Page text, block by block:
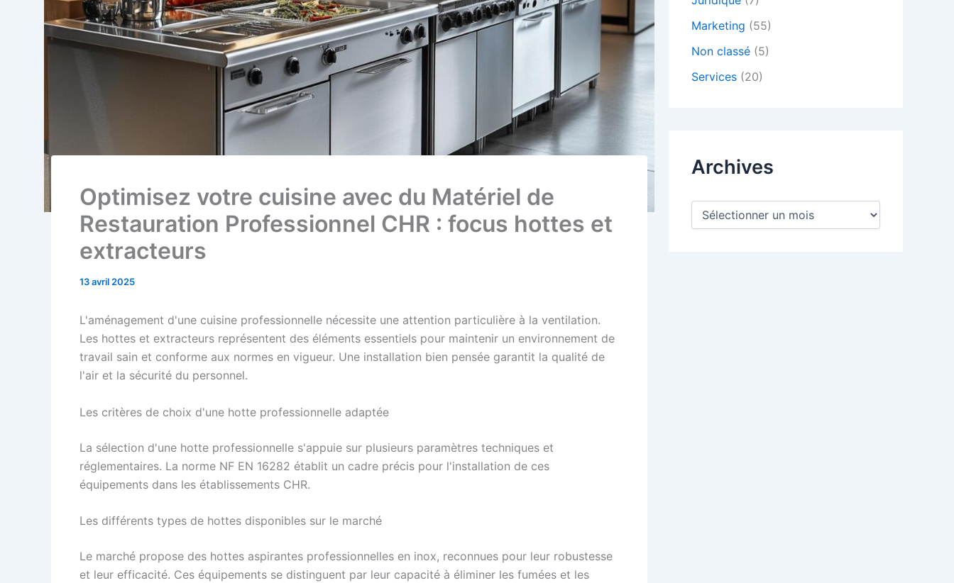
Optimisez votre cuisine avec du Matériel de
Restauration Professionnel CHR : focus hottes et
extracteurs
13 avril 2025
L'aménagement d'une cuisine professionnelle nécessite une attention particulière à la ventilation.
Les hottes et extracteurs représentent des éléments essentiels pour maintenir un environnement de
travail sain et conforme aux normes en vigueur. Une installation bien pensée garantit la qualité de
l'air et la sécurité du personnel.
Les critères de choix d'une hotte professionnelle adaptée
La sélection d'une hotte professionnelle s'appuie sur plusieurs paramètres techniques et
réglementaires. La norme NF EN 16282 établit un cadre précis pour l'installation de ces
équipements dans les établissements CHR.
Les différents types de hottes disponibles sur le marché
Le marché propose des hottes aspirantes professionnelles en inox, reconnues pour leur robustesse
et leur efficacité. Ces équipements se distinguent par leur capacité à éliminer les fumées et les
Marketing (55)
Non classé (5)
Services (20)
Archives
A